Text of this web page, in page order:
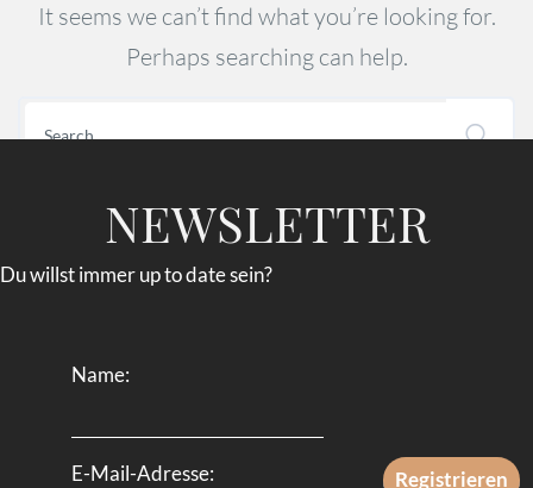
It seems we can’t find what you’re looking for.
Perhaps searching can help.
NEWSLETTER
Du willst immer up to date sein?
Name:
E-Mail-Adresse: